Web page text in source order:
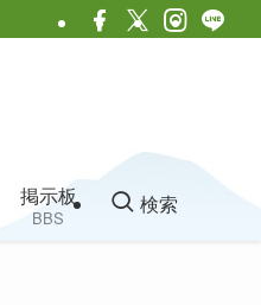
掲示板
BBS
検索